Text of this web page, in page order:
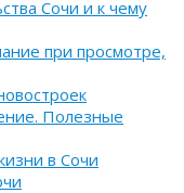
Сочи и к чему
при просмотре,
Полезные
в Сочи